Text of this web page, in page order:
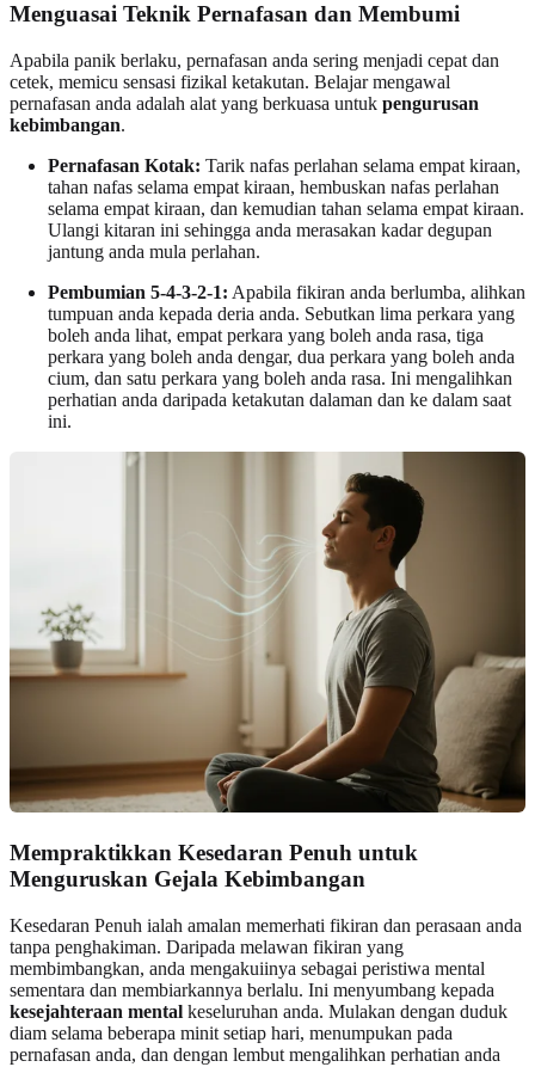
Menguasai Teknik Pernafasan dan Membumi
Apabila panik berlaku, pernafasan anda sering menjadi cepat dan
cetek, memicu sensasi fizikal ketakutan. Belajar mengawal
pernafasan anda adalah alat yang berkuasa untuk pengurusan
kebimbangan.
Pernafasan Kotak: Tarik nafas perlahan selama empat kiraan,
tahan nafas selama empat kiraan, hembuskan nafas perlahan
selama empat kiraan, dan kemudian tahan selama empat kiraan.
Ulangi kitaran ini sehingga anda merasakan kadar degupan
jantung anda mula perlahan.
Pembumian 5-4-3-2-1: Apabila fikiran anda berlumba, alihkan
tumpuan anda kepada deria anda. Sebutkan lima perkara yang
boleh anda lihat, empat perkara yang boleh anda rasa, tiga
perkara yang boleh anda dengar, dua perkara yang boleh anda
cium, dan satu perkara yang boleh anda rasa. Ini mengalihkan
perhatian anda daripada ketakutan dalaman dan ke dalam saat
ini.
Mempraktikkan Kesedaran Penuh untuk
Menguruskan Gejala Kebimbangan
Kesedaran Penuh ialah amalan memerhati fikiran dan perasaan anda
tanpa penghakiman. Daripada melawan fikiran yang
membimbangkan, anda mengakuiinya sebagai peristiwa mental
sementara dan membiarkannya berlalu. Ini menyumbang kepada
kesejahteraan mental keseluruhan anda. Mulakan dengan duduk
diam selama beberapa minit setiap hari, menumpukan pada
pernafasan anda, dan dengan lembut mengalihkan perhatian anda